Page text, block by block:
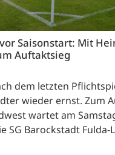
Saisonstart: Mit
Auftaktsieg
dem letzten
wieder ernst. Zum
wartet am
SG Barockstadt Fulda-